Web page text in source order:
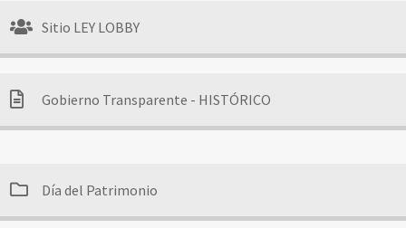
Sitio LEY LOBBY
Gobierno Transparente - HISTÓRICO
Día del Patrimonio